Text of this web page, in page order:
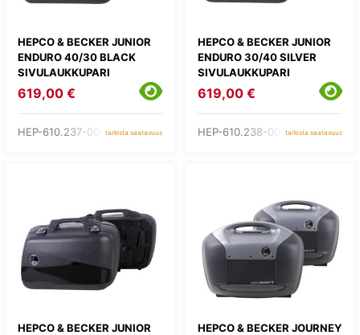
HEPCO & BECKER JUNIOR
ENDURO 40/30 BLACK
SIVULAUKKUPARI
619,00 €
HEP-610.237-00-11tarkista saatavuus
HEPCO & BECKER JUNIOR
ENDURO 30/40 SILVER
SIVULAUKKUPARI
619,00 €
HEP-610.238-00-09tarkista saatavuus
HEPCO & BECKER JUNIOR
HEPCO & BECKER JOURNEY